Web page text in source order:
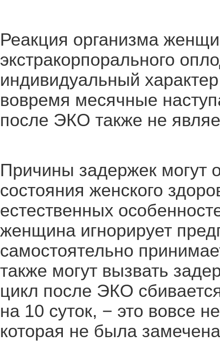
Реакция организма
экстракорпорального
индивидуальный
вовремя месячные
после ЭКО также не
Причины задержек могут
состояния женского
естественных
женщина игнорирует
самостоятельно
также могут вызвать
цикл после ЭКО
на 10 суток, − это вовсе
которая не была